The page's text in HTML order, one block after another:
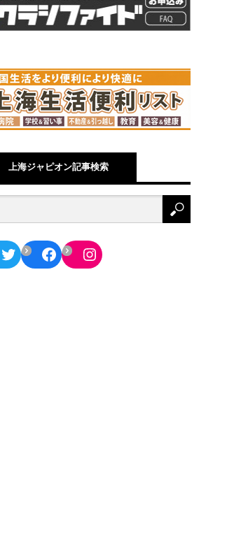
上海ジャピオン記事検索
TwitterFacebookInstagram